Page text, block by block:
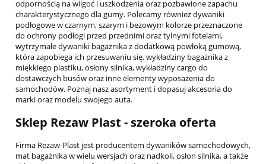
SAAB
SEAT
SKODA
SSANGYONG
SUZUKI
TESLA
odpornością na wilgoć i uszkodzenia oraz pozbawione zapachu
charakterystycznego dla gumy. Polecamy również dywaniki
podłogowe w czarnym, szarym i beżowym kolorze przeznaczone
do ochrony podłogi przed przednimi oraz tylnymi fotelami,
wytrzymałe dywaniki bagażnika z dodatkową powłoką gumową,
która zapobiega ich przesuwaniu się, wykładziny bagażnika z
miękkiego plastiku, osłony silnika, wykładziny cargo do
dostawczych busów oraz inne elementy wyposażenia do
samochodów. Poznaj nasz asortyment i dopasuj akcesoria do
marki oraz modelu swojego auta.
Sklep Rezaw Plast - szeroka oferta
Firma Rezaw-Plast jest producentem dywaników samochodowych,
mat bagażnika w wielu wersjach oraz nadkoli, osłon silnika, a także